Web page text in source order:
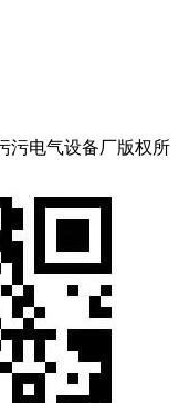
污电气设备厂版权所